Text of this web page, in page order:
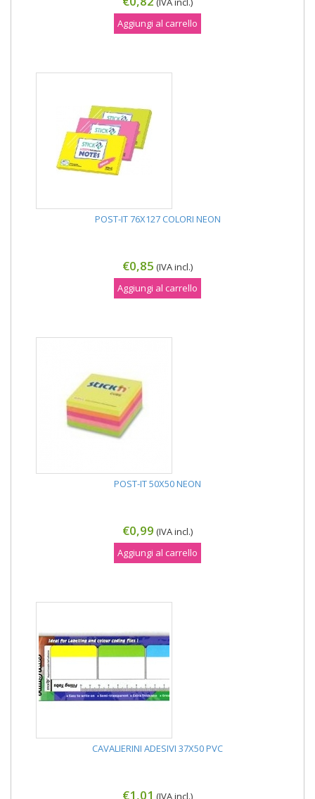
Aggiungi al carrello
POST-IT 76X127 COLORI NEON
€0,85 (IVA incl.)
Aggiungi al carrello
POST-IT 50X50 NEON
€0,99 (IVA incl.)
Aggiungi al carrello
CAVALIERINI ADESIVI 37X50 PVC
€1,01 (IVA incl.)